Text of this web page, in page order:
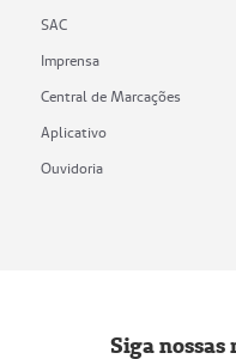
SAC
Imprensa
Central de Marcações
Aplicativo
Ouvidoria
Siga nossas